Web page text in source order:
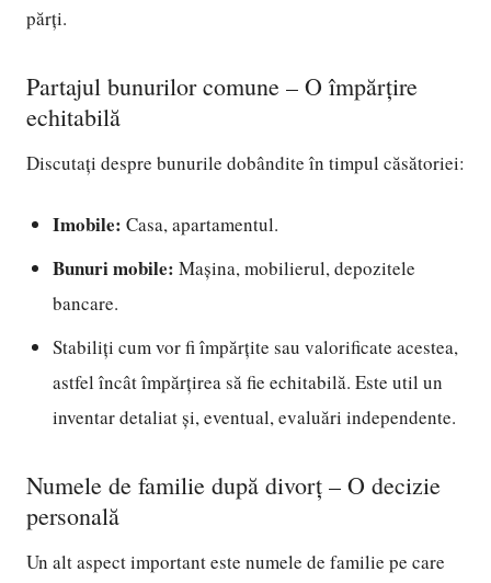
părți.
Partajul bunurilor comune – O împărțire
echitabilă
Discutați despre bunurile dobândite în timpul căsătoriei:
Imobile: Casa, apartamentul.
Bunuri mobile: Mașina, mobilierul, depozitele
bancare.
Stabiliți cum vor fi împărțite sau valorificate acestea,
astfel încât împărțirea să fie echitabilă. Este util un
inventar detaliat și, eventual, evaluări independente.
Numele de familie după divorț – O decizie
personală
Un alt aspect important este numele de familie pe care